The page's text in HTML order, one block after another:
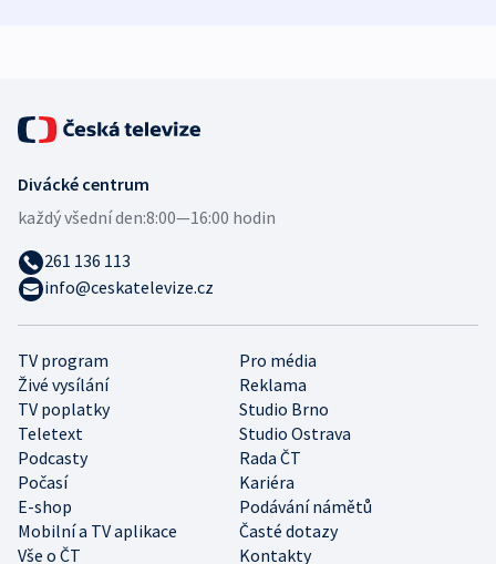
TV program
Pro média
Živé vysílání
Reklama
TV poplatky
Studio Brno
Teletext
Studio Ostrava
Podcasty
Rada ČT
Počasí
Kariéra
E-shop
Podávání námětů
Mobilní a TV aplikace
Časté dotazy
Vše o ČT
Kontakty
Divácké centrum
každý všední den:8:00—16:00 hodin
261 136 113
info@ceskatelevize.cz